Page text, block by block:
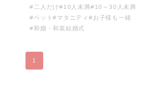
#二人だけ#10人未満#10～30人未満
#ペット#マタニティ#お子様も一緒
#和婚・和装結婚式
1